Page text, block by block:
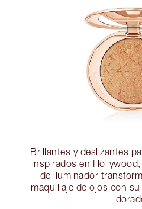
Brillantes y deslizantes
inspirados en
de iluminador
maquillaje de ojos con